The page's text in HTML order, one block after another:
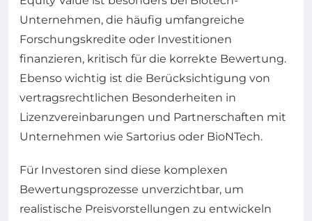
Unternehmen, die häufig umfangreiche
Forschungskredite oder Investitionen
finanzieren, kritisch für die korrekte Bewertung.
Ebenso wichtig ist die Berücksichtigung von
vertragsrechtlichen Besonderheiten in
Lizenzvereinbarungen und Partnerschaften mit
Unternehmen wie Sartorius oder BioNTech.
Für Investoren sind diese komplexen
Bewertungsprozesse unverzichtbar, um
realistische Preisvorstellungen zu entwickeln